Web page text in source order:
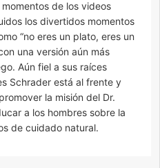
de los videos
los divertidos momentos
“no eres un plato, eres un
una versión aún más
Aún fiel a sus raíces
Schrader está al frente y
la misión del Dr.
a los hombres sobre la
de cuidado natural.